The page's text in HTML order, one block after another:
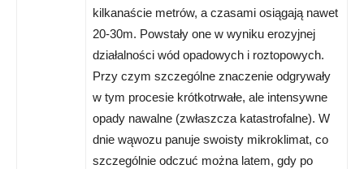
kilkanaście metrów, a czasami osiągają nawet
20-30m. Powstały one w wyniku erozyjnej
działalności wód opadowych i roztopowych.
Przy czym szczególne znaczenie odgrywały
w tym procesie krótkotrwałe, ale intensywne
opady nawalne (zwłaszcza katastrofalne). W
dnie wąwozu panuje swoisty mikroklimat, co
szczególnie odczuć można latem, gdy po